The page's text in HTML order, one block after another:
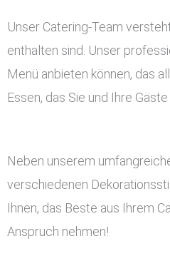
Unser Catering-Team
enthalten sind. Unser
Menü anbieten können, das
Essen, das Sie und Ihre
Neben unserem
verschiedenen
Ihnen, das Beste aus Ihrem
Anspruch nehmen!